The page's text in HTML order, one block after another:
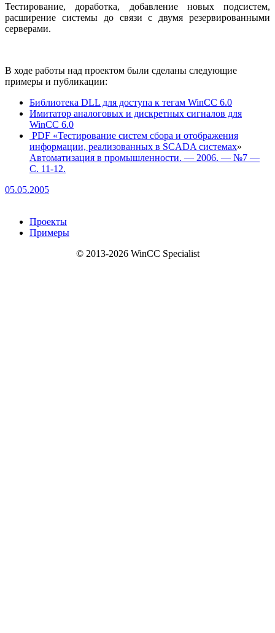
Тестирование, доработка, добавление новых подсистем,
расширение системы до связи с двумя резервированными
серверами.
В ходе работы над проектом были сделаны следующие
примеры и публикации:
Библиотека DLL для доступа к тегам WinCC 6.0
Имитатор аналоговых и дискретных сигналов для
WinCC 6.0
PDF «Тестирование систем сбора и отображения
информации, реализованных в SCADA системах»
Автоматизация в промышленности. — 2006. — №7 —
С. 11-12.
05.05.2005
Проекты
Примеры
© 2013-2026 WinCC Specialist